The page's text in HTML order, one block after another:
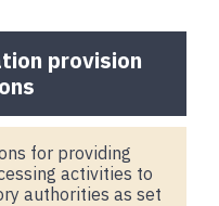
provision
for providing
activities to
authorities as set